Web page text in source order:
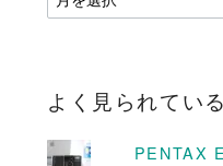
ー
ブ
よく見られてい
PENTAX